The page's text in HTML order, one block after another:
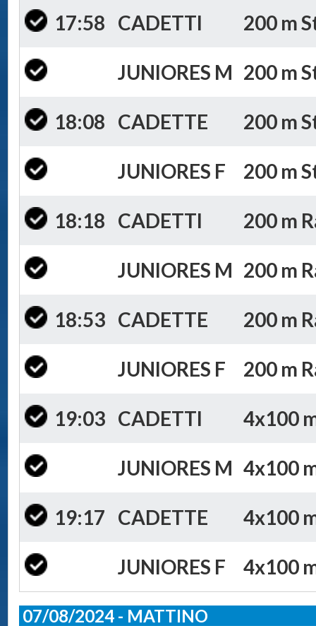
17:58 CADETTI 200 m
JUNIORES M 200 m
18:08 CADETTE 200 m
JUNIORES F 200 m
18:18 CADETTI 200 m
JUNIORES M 200 m
18:53 CADETTE 200 m
JUNIORES F 200 m
19:03 CADETTI 4x100
JUNIORES M 4x100
19:17 CADETTE 4x100
JUNIORES F 4x100
07/08/2024 - MATTINO